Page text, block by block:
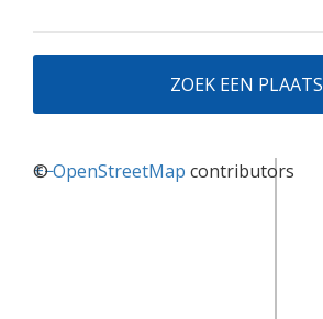
ZOEK EEN PLAATS
+−
©OpenStreetMap contributors